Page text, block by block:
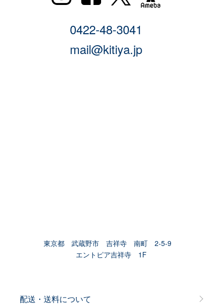
0422-48-3041
mail@kitiya.jp
東京都 武蔵野市 吉祥寺 南町 2-5-9
エントピア吉祥寺 1F
配送・送料について